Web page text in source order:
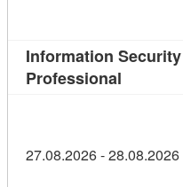
Information
Professional
27.08.2026 - 28.08.2026